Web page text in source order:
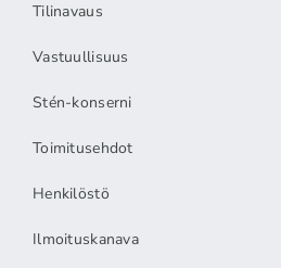
Tilinavaus
Vastuullisuus
Stén-konserni
Toimitusehdot
Henkilöstö
Ilmoituskanava